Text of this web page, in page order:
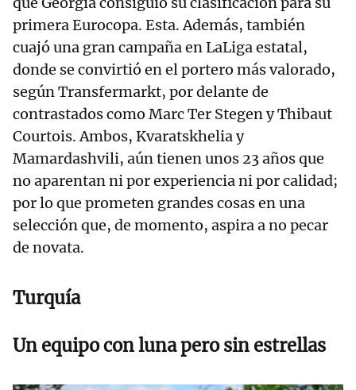
primera Eurocopa. Esta. Además, también
cuajó una gran campaña en LaLiga estatal,
donde se convirtió en el portero más valorado,
según Transfermarkt, por delante de
contrastados como Marc Ter Stegen y Thibaut
Courtois. Ambos, Kvaratskhelia y
Mamardashvili, aún tienen unos 23 años que
no aparentan ni por experiencia ni por calidad;
por lo que prometen grandes cosas en una
selección que, de momento, aspira a no pecar
de novata.
Turquía
Un equipo con luna pero sin estrellas